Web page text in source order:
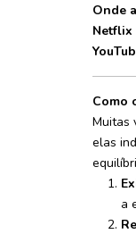
Onde
Netflix
Como
Muitas
elas
a